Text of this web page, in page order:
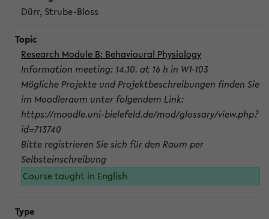
Dürr, Strube-Bloss
Research Module B: Behavioural Physiology
Information meeting: 14.10. at 16 h in W1-103
Mögliche Projekte und Projektbeschreibungen finden Sie
im Moodleraum unter folgendem Link:
https://moodle.uni-bielefeld.de/mod/glossary/view.php?
id=713740
Bitte registrieren Sie sich für den Raum per
Selbsteinschreibung
Course taught in English